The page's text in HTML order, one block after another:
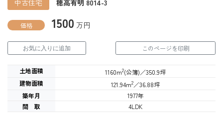
中古住宅 穂高有明 8014-3
価格 1500 万円
お気に入りに追加 このページを印刷
土地面積 1160m2(公簿)／350.9坪
建物面積
121.94m2／36.88坪
築年月
1977年
間 取
4LDK